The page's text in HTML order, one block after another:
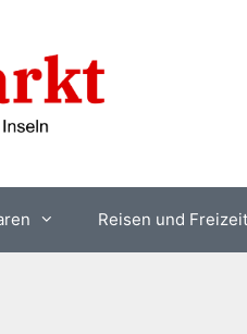
Reisen und Freizeit